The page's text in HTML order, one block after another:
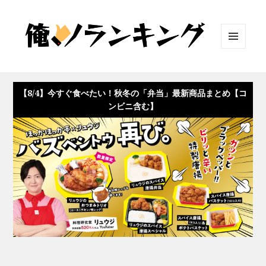
ット
【8/4】今すぐ食べたい！秋冬の「弁当」最新商品まとめ【コ
ンビニ含む】